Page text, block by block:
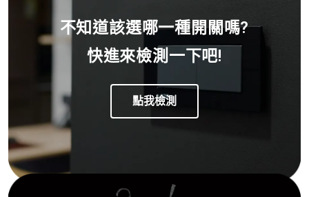
不知道該選哪一種開關嗎?
快進來檢測一下吧!
點我檢測